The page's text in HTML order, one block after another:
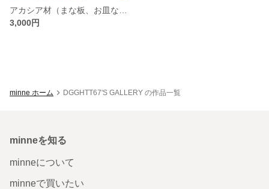
3,000円
minne ホーム DGGHTT67'S GALLERY の作品一覧
minneを知る
minneについて
minneで買いたい